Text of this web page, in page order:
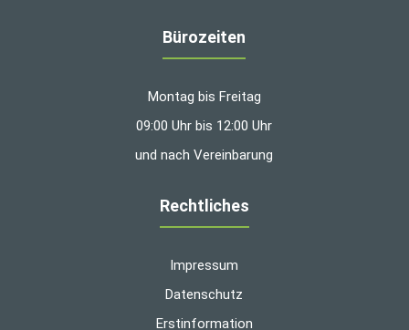
Bürozeiten
Montag bis Freitag
09:00 Uhr bis 12:00 Uhr
und nach Vereinbarung
Rechtliches
Impressum
Datenschutz
Erstinformation